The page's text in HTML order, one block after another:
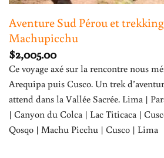
Aventure Sud Pérou et
Machupicchu
$2,005.00
Ce voyage axé sur la rencontre nous
Arequipa puis Cusco. Un trek
attend dans la Vallée Sacrée. Lima |
| Canyon du Colca | Lac Titicaca |
Qosqo | Machu Picchu | Cusco | Lima